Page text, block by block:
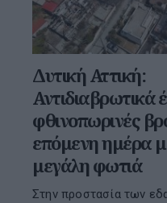
Δυτική Αττική:
Αντιδιαβρωτικά
φθινοπωρινές
επόμενη ημέρα
μεγάλη φωτιά
Στην προστασία των